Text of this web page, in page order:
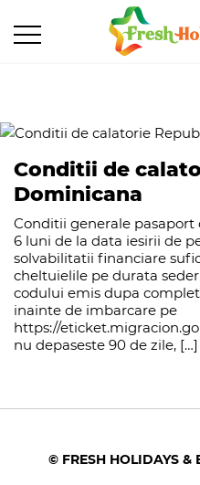
Conditii de
Dominicana
Conditii generale
6 luni de la data iesirii de
solvabilitatii financiare
cheltuielile pe durata
codului emis dupa
inainte de imbarcare pe
https://
nu depaseste 90 de zile, […]
© FRESH HOLIDAYS &